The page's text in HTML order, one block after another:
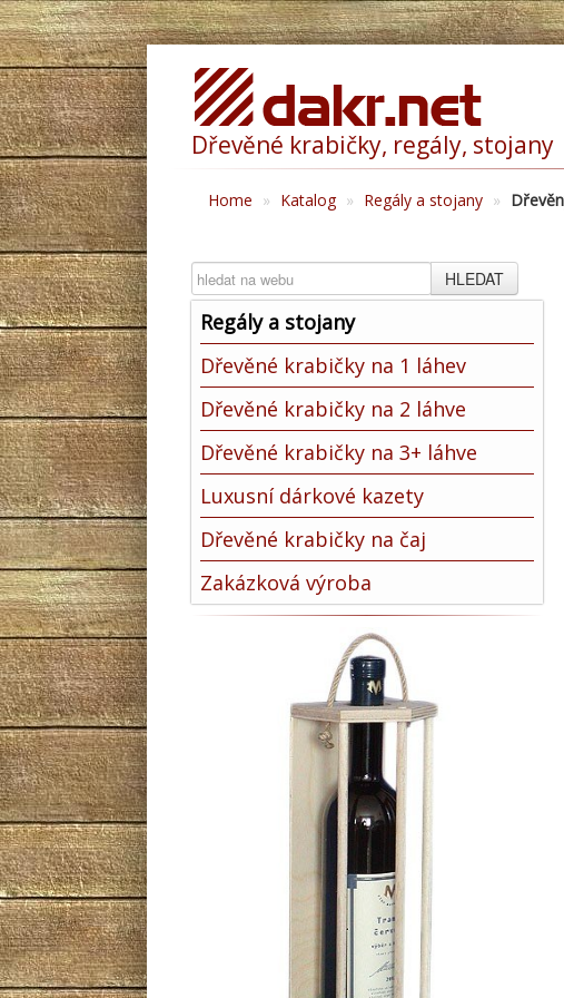
Dřevěné krabičky, regály, stojany
Home » Katalog » Regály a stojany »
HLEDAT
Regály a stojany
Dřevěné krabičky na 1 láhev
Dřevěné krabičky na 2 láhve
Dřevěné krabičky na 3+ láhve
Luxusní dárkové kazety
Dřevěné krabičky na čaj
Zakázková výroba